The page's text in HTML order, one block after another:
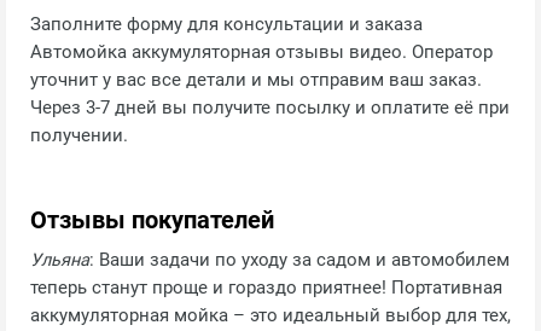
Заполните форму для консультации и заказа
Автомойка аккумуляторная отзывы видео. Оператор
уточнит у вас все детали и мы отправим ваш заказ.
Через 3-7 дней вы получите посылку и оплатите её при
получении.
Отзывы покупателей
Ульяна: Ваши задачи по уходу за садом и автомобилем
теперь станут проще и гораздо приятнее! Портативная
аккумуляторная мойка – это идеальный выбор для тех,